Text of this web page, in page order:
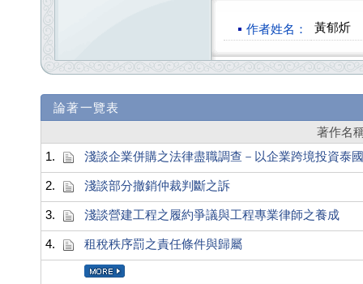
作者姓名： 黃郁炘
論著一覽表
著作名
1.
淺談企業併購之法律盡職調查－以企業跨境投資泰
2. 淺談部分撤銷仲裁判斷之訴
3. 淺談營建工程之履約爭議與工程專業律師之養成
4. 租稅秩序罰之責任條件與歸屬